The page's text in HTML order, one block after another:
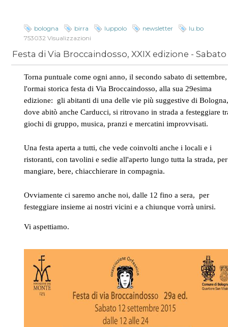
bologna birra luppolo newsletter
lu.bo
753032 Visualizzazioni
Torna puntuale come ogni anno, il secondo sabato di settembre,
l'ormai storica festa di Via Broccaindosso, alla sua 29esima
edizione: gli abitanti di una delle vie più suggestive di
dove abitò anche Carducci, si ritrovano in strada a festeggiare
giochi di gruppo, musica, pranzi e mercatini improvvisati.
Una festa aperta a tutti, che vede coinvolti anche i locali e i
ristoranti, con tavolini e sedie all'aperto lungo tutta la strada, per
mangiare, bere, chiacchierare in compagnia.
Ovviamente ci saremo anche noi, dalle 12 fino a sera, per
festeggiare insieme ai nostri vicini e a chiunque vorrà unirsi.
Vi aspettiamo.